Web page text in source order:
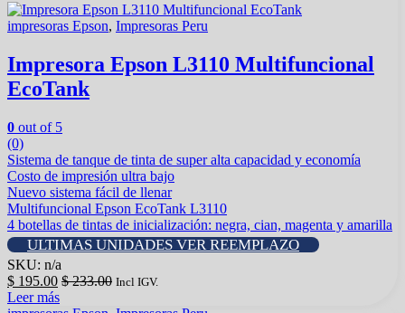
impresoras Epson, Impresoras Peru
Impresora Epson L3110 Multifuncional
EcoTank
0 out of 5
(0)
Sistema de tanque de tinta de super alta capacidad y economía
Costo de impresión ultra bajo
Nuevo sistema fácil de llenar
Multifuncional Epson EcoTank L3110
4 botellas de tintas de inicialización: negra, cian, magenta y amarilla
ULTIMAS UNIDADES VER REEMPLAZO
SKU: n/a
$ 195.00 $233.00 Incl IGV.
Leer más